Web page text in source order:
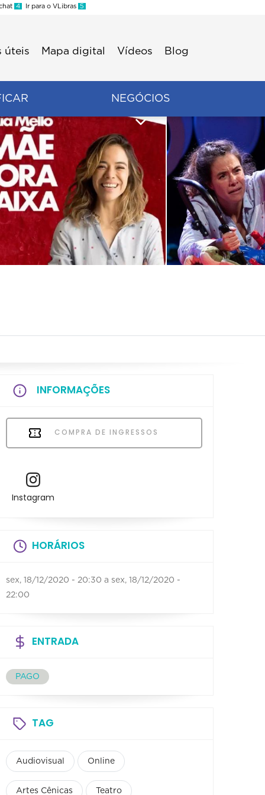
4 Ir para o VLibras 5
úteis Mapa digital Vídeos Blog
NEGÓCIOS
INFORMAÇÕES
COMPRA DE INGRESSOS
Instagram
HORÁRIOS
sex, 18/12/2020 - 20:30 a sex, 18/12/2020 -
22:00
ENTRADA
PAGO
TAG
Audiovisual Online
Artes Cênicas Teatro